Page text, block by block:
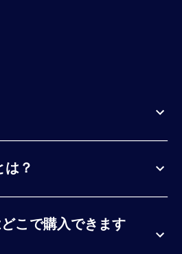
？
こで購入できます